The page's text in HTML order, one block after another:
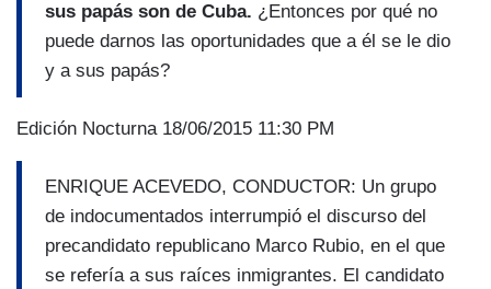
sus papás son de Cuba. ¿Entonces por qué no
puede darnos las oportunidades que a él se le dio
y a sus papás?
Edición Nocturna 18/06/2015 11:30 PM
ENRIQUE ACEVEDO, CONDUCTOR: Un grupo
de indocumentados interrumpió el discurso del
precandidato republicano Marco Rubio, en el que
se refería a sus raíces inmigrantes. El candidato